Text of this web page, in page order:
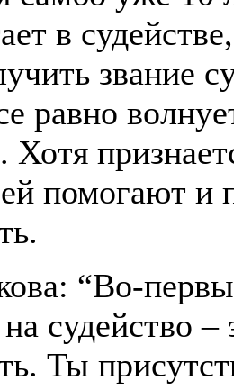
в
звание
равно
Хотя
помогают и
“Во-
судейство –
Ты